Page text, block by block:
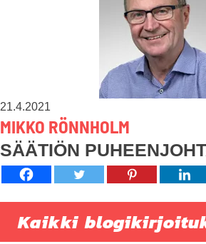
21.4.2021
MIKKO RÖNNHOLM
SÄÄTIÖN
Kaikki